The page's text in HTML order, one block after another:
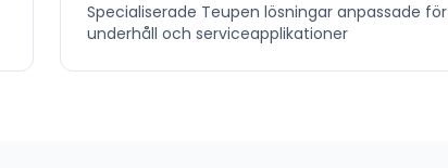
Specialiserade Teupen lösningar anpassade för
underhåll och serviceapplikationer